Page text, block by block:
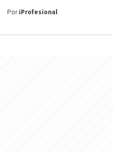
PoriProfesional